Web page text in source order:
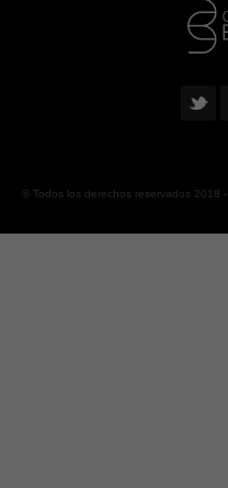
© Todos los derechos reservados 2018 -